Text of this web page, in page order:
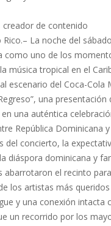
creador de contenido
Rico.– La noche del
como uno de los
música tropical en el
escenario del Coca-Cola
una
una auténtica
República Dominicana
del concierto, la
diáspora dominicana y
abarrotaron el recinto
los artistas más
y una conexión intacta
un recorrido por los